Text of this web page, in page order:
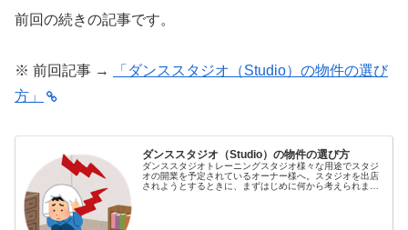
前回の続きの記事です。
※ 前回記事 →
「ダンススタジオ（Studio）の物件の選び
方」
ダンススタジオ（Studio）の物件の選び方
ダンススタジオトレーニングスタジオ様々な用途でスタジ
オの開業を予定されているオーナー様へ。スタジオを出店
されようとするときに、まずはじめに何から考えられまし